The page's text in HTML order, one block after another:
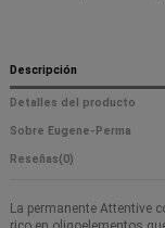
Descripción
Detalles del producto
Sobre Eugene-Perma
Reseñas(0)
La permanente Attentive